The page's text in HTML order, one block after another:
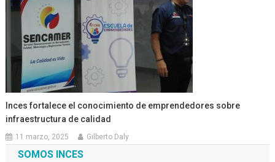
Inces fortalece el conocimiento de emprendedores sobre
infraestructura de calidad
11 marzo, 2025 Gilberto Daly
SOMOS INCES